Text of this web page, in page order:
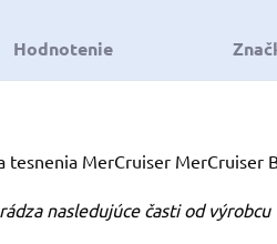
Hodnotenie
tesnenia MerCruiser MerCruiser
nasledujúce časti od výrobcu